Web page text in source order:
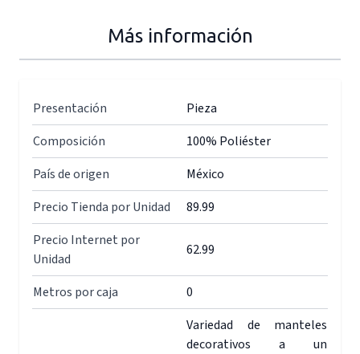
Más información
Presentación
Pieza
Composición
100% Poliéster
País de origen
México
Precio Tienda por Unidad
89.99
Precio Internet por
Unidad
62.99
Metros por caja 0
Variedad de manteles
decorativos a un